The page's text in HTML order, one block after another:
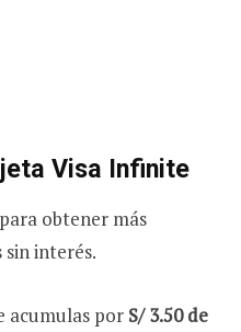
Visa Infinite
obtener más
interés.
acumulas por S/ 3.50 de